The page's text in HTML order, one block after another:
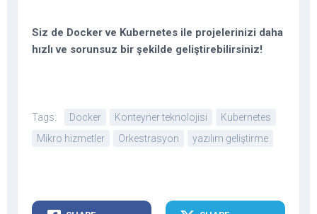
Siz de Docker ve Kubernetes ile projelerinizi daha
hızlı ve sorunsuz bir şekilde geliştirebilirsiniz!
Tags: Docker Konteyner teknolojisi
Kubernetes
Mikro hizmetler
Orkestrasyon yazılım geliştirme